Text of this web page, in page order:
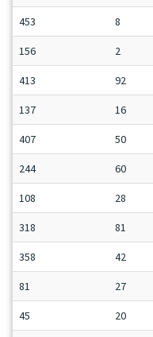
453 8
156 2
413 92
137 16
407 50
244 60
108 28
318 81
358 42
81 27
45 20